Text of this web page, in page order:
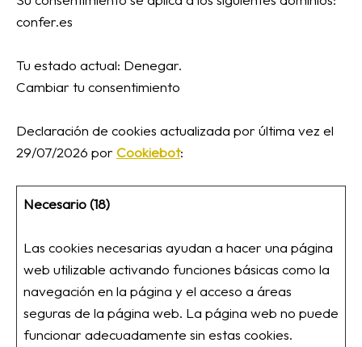
confer.es
Tu estado actual: Denegar.
Cambiar tu consentimiento
Declaración de cookies actualizada por última vez el
29/07/2026 por Cookiebot:
Necesario (18)
Las cookies necesarias ayudan a hacer una página
web utilizable activando funciones básicas como la
navegación en la página y el acceso a áreas
seguras de la página web. La página web no puede
funcionar adecuadamente sin estas cookies.